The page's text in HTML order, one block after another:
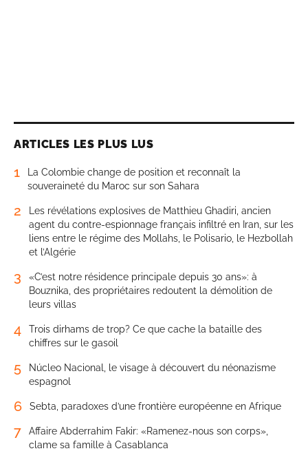
ARTICLES LES PLUS LUS
1
La Colombie change de position et reconnaît la
souveraineté du Maroc sur son Sahara
2
Les révélations explosives de Matthieu Ghadiri, ancien
agent du contre-espionnage français infiltré en Iran, sur les
liens entre le régime des Mollahs, le Polisario, le Hezbollah
et l’Algérie
3
«C’est notre résidence principale depuis 30 ans»: à
Bouznika, des propriétaires redoutent la démolition de
leurs villas
4
Trois dirhams de trop? Ce que cache la bataille des
chiffres sur le gasoil
5
Núcleo Nacional, le visage à découvert du néonazisme
espagnol
6 Sebta, paradoxes d’une frontière européenne en Afrique
7
Affaire Abderrahim Fakir: «Ramenez-nous son corps»,
clame sa famille à Casablanca